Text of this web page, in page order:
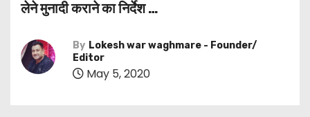
लेने मुनादी कराने का निर्देश …
By Lokesh war waghmare - Founder/
Editor
May 5, 2020